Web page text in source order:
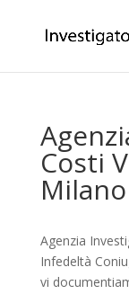
Costi
Milano
Agenzia
Infedeltà
vi